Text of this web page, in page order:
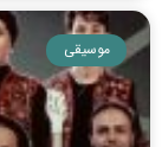
موسیقی